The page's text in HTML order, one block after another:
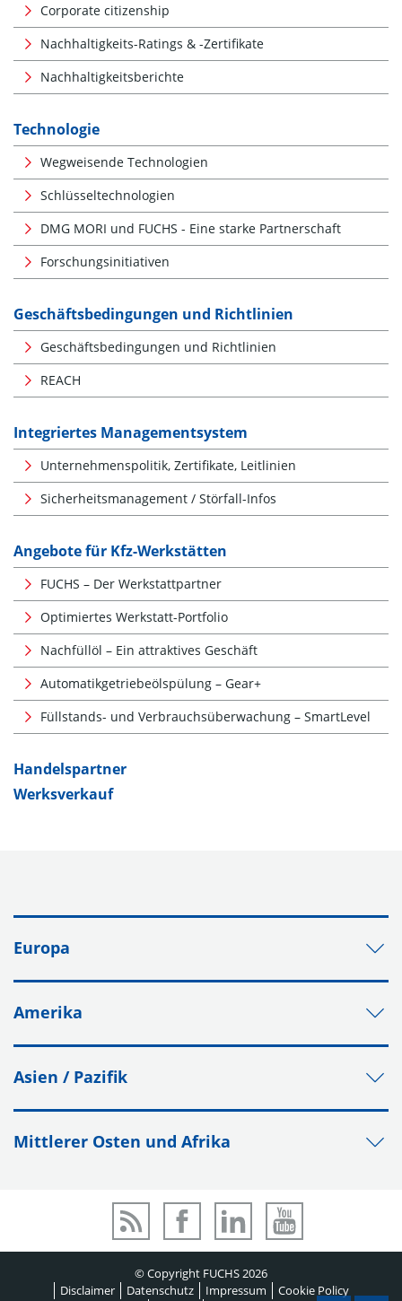
Corporate citizenship
Nachhaltigkeits-Ratings & -Zertifikate
Nachhaltigkeitsberichte
Technologie
Wegweisende Technologien
Schlüsseltechnologien
DMG MORI und FUCHS - Eine starke Partnerschaft
Forschungsinitiativen
Geschäftsbedingungen und Richtlinien
Geschäftsbedingungen und Richtlinien
REACH
Integriertes Managementsystem
Unternehmenspolitik, Zertifikate, Leitlinien
Sicherheitsmanagement / Störfall-Infos
Angebote für Kfz-Werkstätten
FUCHS – Der Werkstattpartner
Optimiertes Werkstatt-Portfolio
Nachfüllöl – Ein attraktives Geschäft
Automatikgetriebeölspülung – Gear+
Füllstands- und Verbrauchsüberwachung – SmartLevel
Handelspartner
Werksverkauf
Europa
Amerika
Asien / Pazifik
Mittlerer Osten und Afrika
© Copyright FUCHS 2026
Disclaimer
Datenschutz Impressum
Cookie Policy